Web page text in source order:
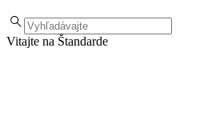
Vitajte na Štandarde